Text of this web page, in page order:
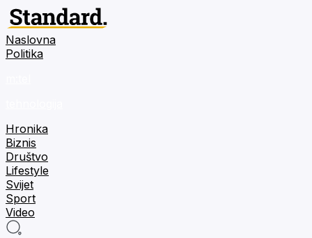
Naslovna
Politika
Hronika
Biznis
Društvo
Lifestyle
Svijet
Sport
Video